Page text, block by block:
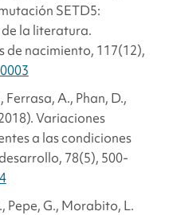
SETD5:
la literatura.
de nacimiento, 117(12),
Ferrasa, A., Phan, D.,
Variaciones
a las condiciones
78(5), 500-
Pepe, G., Morabito, L.